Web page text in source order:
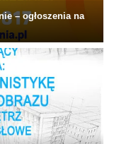
– ogłoszenia na